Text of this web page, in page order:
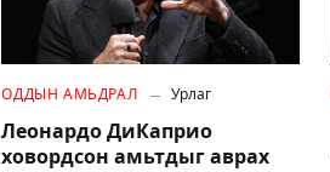
ОДДЫН АМЬДРАЛ Урлаг
Леонардо ДиКаприо
ховордсон амьтдыг аврах